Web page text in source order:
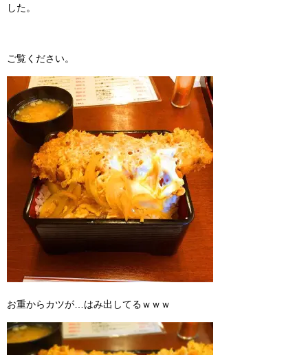
した。
ご覧ください。
お重からカツが…はみ出してるｗｗｗ